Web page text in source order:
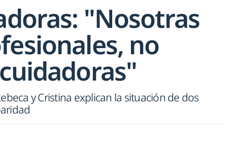
"Nosotras
no
y Cristina explican la situación de dos